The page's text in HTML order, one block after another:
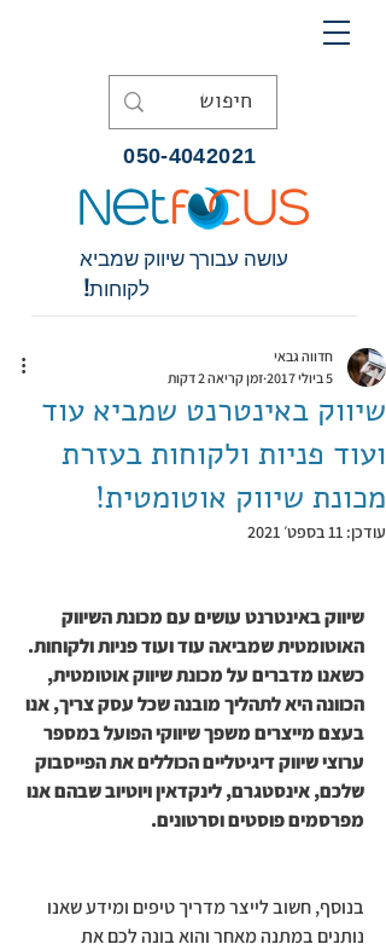
050-4042021
עושה עבורך שיווק שמביא
לקוחות!
שיווק באינטרנט שמביא עוד
ועוד פניות ולקוחות בעזרת
מכונת שיווק אוטומטית!
חדווה גבאי
5 ביולי 2017
זמן קריאה 2 דקות
עודכן: 11 בספט׳ 2021
שיווק באינטרנט עושים עם מכונת השיווק
האוטומטית שמביאה עוד ועוד פניות ולקוחות.
כשאנו מדברים על מכונת שיווק אוטומטית,
הכוונה היא לתהליך מובנה שכל עסק צריך, אנו
בעצם מייצרים משפך שיווקי הפועל במספר
ערוצי שיווק דיגיטליים הכוללים את הפייסבוק
שלכם, אינסטגרם, לינקדאין ויוטיוב שבהם אנו
מפרסמים פוסטים וסרטונים.
בנוסף, חשוב לייצר מדריך טיפים ומידע שאנו
נותנים במתנה מאחר והוא בונה לכם את